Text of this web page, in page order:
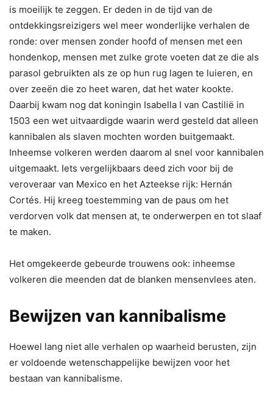
is moeilijk te zeggen. Er deden in de tijd van de
ontdekkingsreizigers wel meer wonderlijke verhalen de
ronde: over mensen zonder hoofd of mensen met een
hondenkop, mensen met zulke grote voeten dat ze die als
parasol gebruikten als ze op hun rug lagen te luieren, en
over zeeën die zo heet waren, dat het water kookte.
Daarbij kwam nog dat koningin Isabella I van Castilië in
1503 een wet uitvaardigde waarin werd gesteld dat alleen
kannibalen als slaven mochten worden buitgemaakt.
Inheemse volkeren werden daarom al snel voor kannibalen
uitgemaakt. Iets vergelijkbaars deed zich voor bij de
veroveraar van Mexico en het Azteekse rijk: Hernán
Cortés. Hij kreeg toestemming van de paus om het
verdorven volk dat mensen at, te onderwerpen en tot slaaf
te maken.
Het omgekeerde gebeurde trouwens ook: inheemse
volkeren die meenden dat de blanken mensenvlees aten.
Bewijzen van kannibalisme
Hoewel lang niet alle verhalen op waarheid berusten, zijn
er voldoende wetenschappelijke bewijzen voor het
bestaan van kannibalisme.